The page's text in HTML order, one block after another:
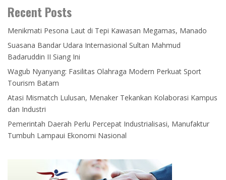
Recent Posts
Menikmati Pesona Laut di Tepi Kawasan Megamas, Manado
Suasana Bandar Udara Internasional Sultan Mahmud
Badaruddin II Siang Ini
Wagub Nyanyang: Fasilitas Olahraga Modern Perkuat Sport
Tourism Batam
Atasi Mismatch Lulusan, Menaker Tekankan Kolaborasi Kampus
dan Industri
Pemerintah Daerah Perlu Percepat Industrialisasi, Manufaktur
Tumbuh Lampaui Ekonomi Nasional